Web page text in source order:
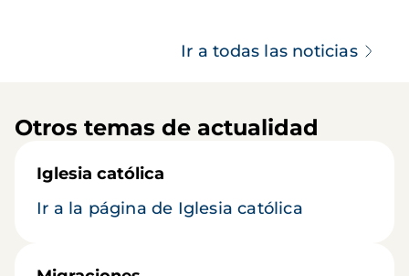
Ir a todas las noticias
Otros temas de actualidad
Iglesia católica
Ir a la página de Iglesia católica